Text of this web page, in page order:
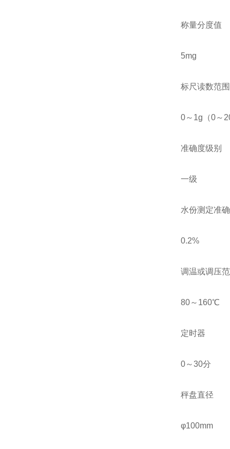
称量分度值
5mg
标尺读数范围
0～1g（0～
准确度级别
一级
水份测定准
0.2%
调温或调压
80～160℃
定时器
0～30分
秤盘直径
φ100mm